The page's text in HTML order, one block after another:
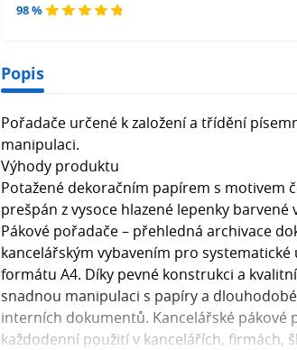
98 %
Popis
Pořadače určené k založení a třídění
manipulaci.
Výhody produktu
Potažené dekoračním papírem s motivem
prešpán z vysoce hlazené lepenky barvené
Pákové pořadače – přehledná archivace
kancelářským vybavením pro
formátu A4. Díky pevné konstrukci a
snadnou manipulaci s papíry a
interních dokumentů. Kancelářské pákové
každodenní použití v kancelářích, firmách,